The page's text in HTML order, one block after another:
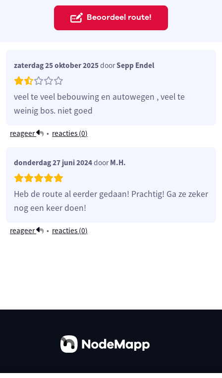
Beoordeel route!
zaterdag 25 oktober 2025doorSepp Endel
veel te veel bebouwing en autowegen , veel te
weinig bos. niet goed
reageer • reacties (0)
donderdag 27 juni 2024doorM.H.
Heb de route al eerder gedaan! Prachtig! Ga ze zeker
nog een keer doen!
reageer • reacties (0)